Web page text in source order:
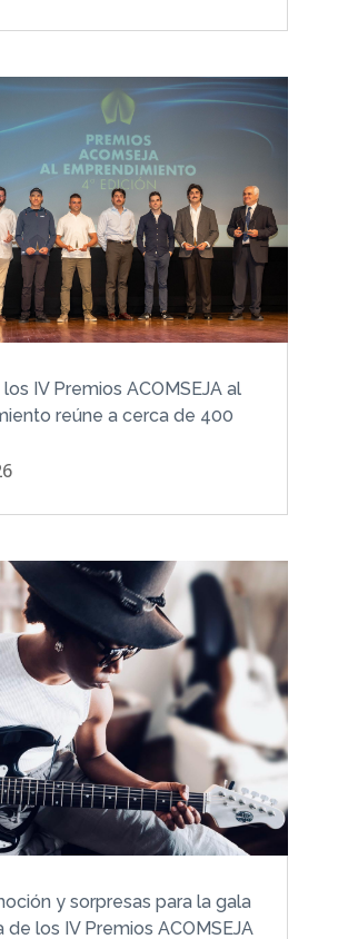
IV Premios ACOMSEJA al
reúne a cerca de 400
y sorpresas para la gala
los IV Premios ACOMSEJA